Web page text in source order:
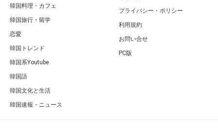
韓国料理・カフェ
韓国旅行・留学
恋愛
韓国トレンド
韓国系Youtube
韓国語
韓国文化と生活
韓国速報・ニュース
プライバシー・ポリシー
利用規約
お問い合せ
PC版